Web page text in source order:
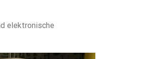
elektronische